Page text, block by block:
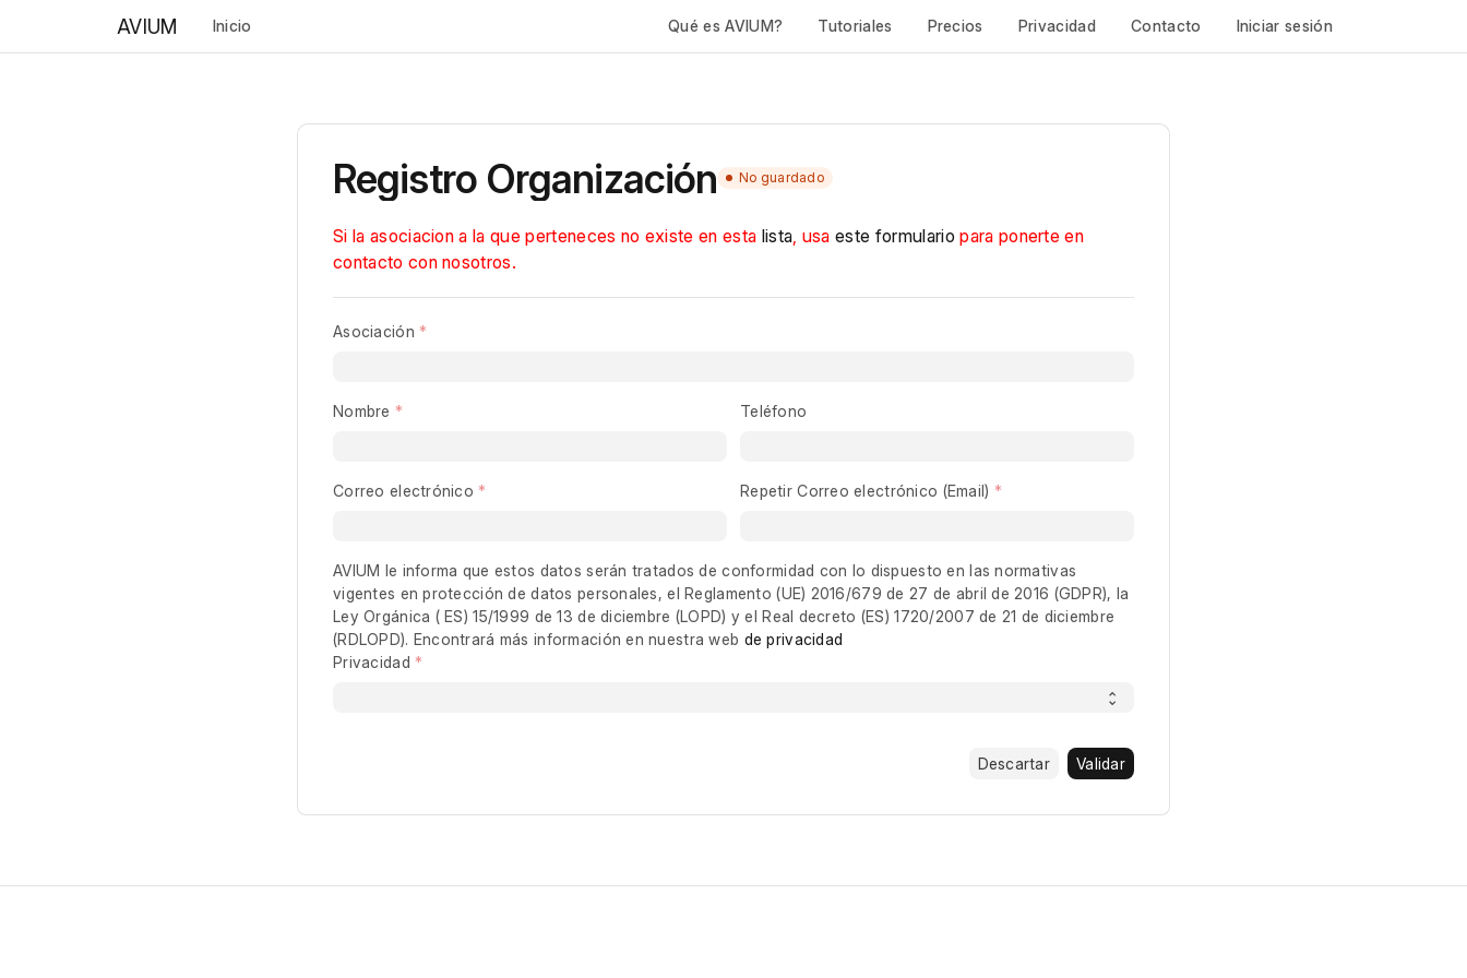
AVIUM Inicio Qué es AVIUM? Tutoriales Precios Privacidad Contacto Iniciar sesión
Registro Organización No guardado
Si la asociacion a la que perteneces no existe en esta lista, usaeste formulario para ponerte en
contacto con nosotros.
Asociación
Nombre
Teléfono
Correo electrónico Repetir Correo electrónico (Email)
AVIUM le informa que estos datos serán tratados de conformidad con lo dispuesto en las normativas
vigentes en protección de datos personales, el Reglamento (UE) 2016/679 de 27 de abril de 2016 (GDPR), la
Ley Orgánica ( ES) 15/1999 de 13 de diciembre (LOPD) y el Real decreto (ES) 1720/2007 de 21 de diciembre
(RDLOPD). Encontrará más información en nuestra web de privacidad
Privacidad
Descartar Validar